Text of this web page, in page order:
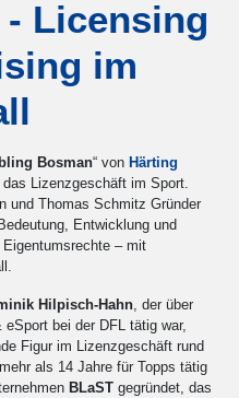
Licensing
im
Bosman“ von Härting
Lizenzgeschäft im Sport.
und Thomas Schmitz Gründer
Entwicklung und
– mit
Hilpisch-Hahn, der über
bei der DFL tätig war,
Figur im Lizenzgeschäft rund
als 14 Jahre für Topps tätig
BLaST gegründet, das